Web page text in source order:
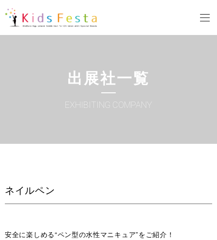
出展社一覧
EXHIBITING COMPANY
ネイルペン
安全に楽しめる“ペン型の水性マニキュア”をご紹介！